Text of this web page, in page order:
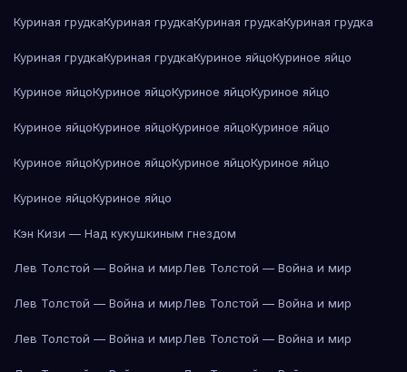
Куриная грудкаКуриная грудкаКуриная грудкаКуриная грудка
Куриная грудкаКуриная грудкаКуриное яйцоКуриное яйцо
Куриное яйцоКуриное яйцоКуриное яйцоКуриное яйцо
Куриное яйцоКуриное яйцоКуриное яйцоКуриное яйцо
Куриное яйцоКуриное яйцоКуриное яйцоКуриное яйцо
Куриное яйцоКуриное яйцо
Кэн Кизи — Над кукушкиным гнездом
Лев Толстой — Война и мирЛев Толстой — Война и мир
Лев Толстой — Война и мирЛев Толстой — Война и мир
Лев Толстой — Война и мирЛев Толстой — Война и мир